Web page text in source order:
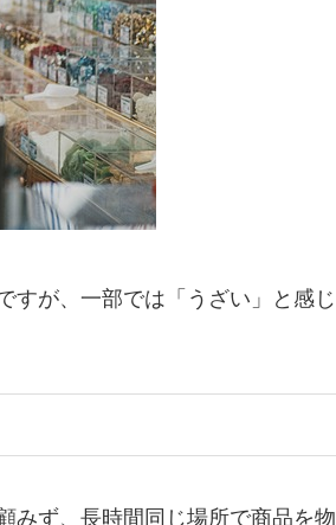
すが、一部では「うざい」と感じ
みず、長時間同じ場所で商品を物